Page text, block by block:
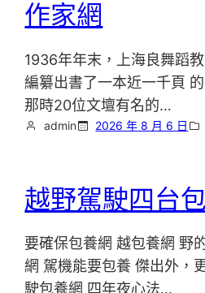
作家網
1936年年末，上海良舞蹈
編纂出書了一本近一千頁
那時20位文壇有名的…
admin 2026 年 8 月 6 日
越野駕駛四台
要確保包養網 越包養網 野
網 駕機能要包養 傑出外，
駛包養網 四年夜心法…